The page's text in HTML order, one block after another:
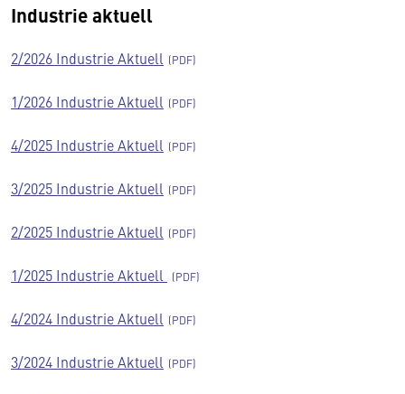
Industrie aktuell
2/2026 Industrie Aktuell
1/2026 Industrie Aktuell
4/2025 Industrie Aktuell
3/2025 Industrie Aktuell
2/2025 Industrie Aktuell
1/2025 Industrie Aktuell
4/2024 Industrie Aktuell
3/2024 Industrie Aktuell